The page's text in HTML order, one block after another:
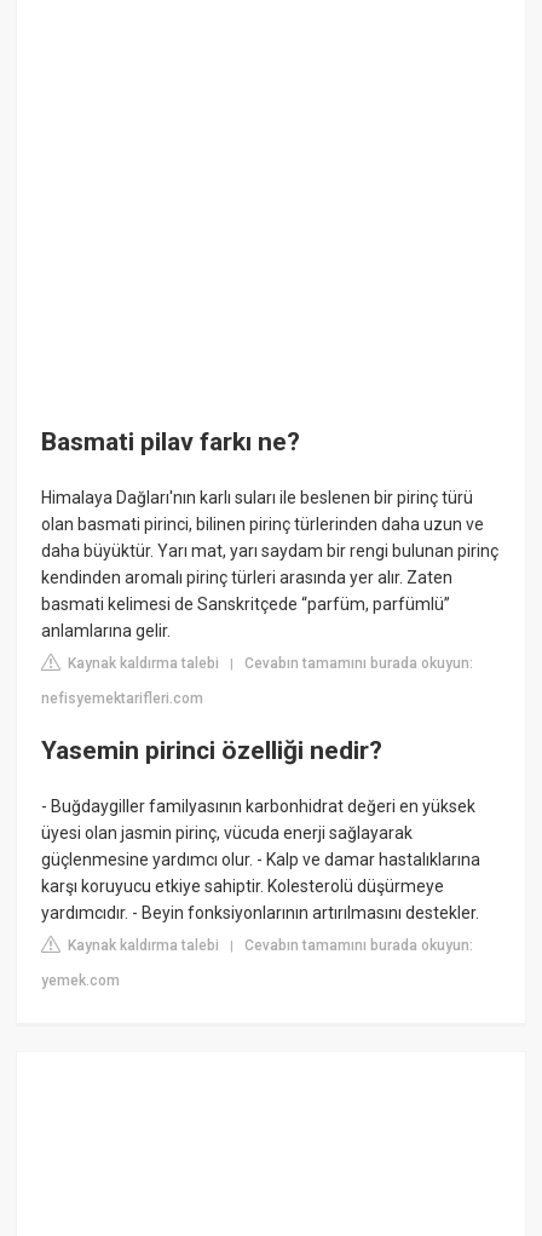
Basmati pilav farkı ne?
Himalaya Dağları'nın karlı suları ile beslenen bir pirinç türü
olan basmati pirinci, bilinen pirinç türlerinden daha uzun ve
daha büyüktür. Yarı mat, yarı saydam bir rengi bulunan pirinç
kendinden aromalı pirinç türleri arasında yer alır. Zaten
basmati kelimesi de Sanskritçede “parfüm, parfümlü”
anlamlarına gelir.
Kaynak kaldırma talebi |Cevabın tamamını burada okuyun:
nefisyemektarifleri.com
Yasemin pirinci özelliği nedir?
- Buğdaygiller familyasının karbonhidrat değeri en yüksek
üyesi olan jasmin pirinç, vücuda enerji sağlayarak
güçlenmesine yardımcı olur. - Kalp ve damar hastalıklarına
karşı koruyucu etkiye sahiptir. Kolesterolü düşürmeye
yardımcıdır. - Beyin fonksiyonlarının artırılmasını destekler.
Kaynak kaldırma talebi |Cevabın tamamını burada okuyun:
yemek.com